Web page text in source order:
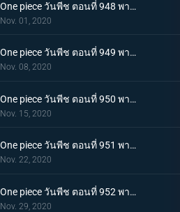
One piece วันพีช ตอนที่ 948 พากย์ไทย เปิดฉากโต้กลับ! ลูฟี่และเหล่าซามูไรฝักดาบแดง!
Nov. 01, 2020
One piece วันพีช ตอนที่ 949 พากย์ไทย มาเพื่อชนะ! เสียงร้องที่สิ้นหวังของลูฟี่
Nov. 08, 2020
One piece วันพีช ตอนที่ 950 พากย์ไทย ความฝันของเหล่าทหาร! ลูฟี่ยึดครองอุด้ง!
Nov. 15, 2020
One piece วันพีช ตอนที่ 951 พากย์ไทย การไล่ล่าของโอโรจิ! หน่วยรบนินจา vs โซโล
Nov. 22, 2020
One piece วันพีช ตอนที่ 952 พากย์ไทย การเผชิญหน้าอย่างไม่คาดคิด! ของสี่จักรพรรดิทั้งสองคน
Nov. 29, 2020